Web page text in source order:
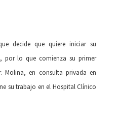
decide que quiere iniciar su
por lo que comienza su primer
Molina, en consulta privada en
su trabajo en el Hospital Clínico